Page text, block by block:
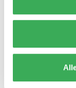
Vragen,
ons op